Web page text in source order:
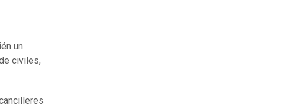
un
civiles,